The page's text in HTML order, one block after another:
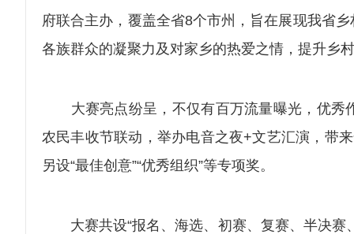
府联合主办，覆盖全省8个市州，旨在展现我省
各族群众的凝聚力及对家乡的热爱之情，提升乡
大赛亮点纷呈，不仅有百万流量曝光，优秀
农民丰收节联动，举办电音之夜+文艺汇演，带
另设“最佳创意”“优秀组织”等专项奖。
大赛共设“报名、海选、初赛、复赛、半决赛